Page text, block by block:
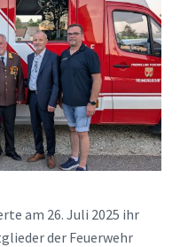
am 26. Juli 2025 ihr
der Feuerwehr